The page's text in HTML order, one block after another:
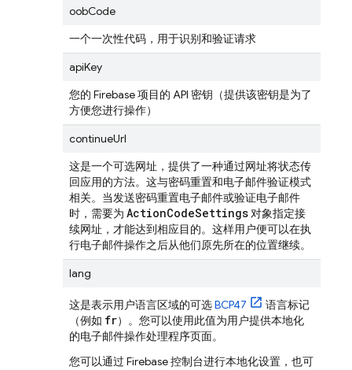
oobCode
一个一次性代码，用于识别和验证请求
apiKey
您的 Firebase 项目的 API 密钥（提供该密钥是为了
方便您进行操作）
continueUrl
这是一个可选网址，提供了一种通过网址将状态传
回应用的方法。这与密码重置和电子邮件验证模式
相关。当发送密码重置电子邮件或验证电子邮件
时，需要为 ActionCodeSettings对象指定接
续网址，才能达到相应目的。这样用户便可以在执
行电子邮件操作之后从他们原先所在的位置继续。
lang
这是表示用户语言区域的可选BCP47
语言标记
（例如 fr）。您可以使用此值为用户提供本地化
的电子邮件操作处理程序页面。
您可以通过 Firebase 控制台进行本地化设置，也可